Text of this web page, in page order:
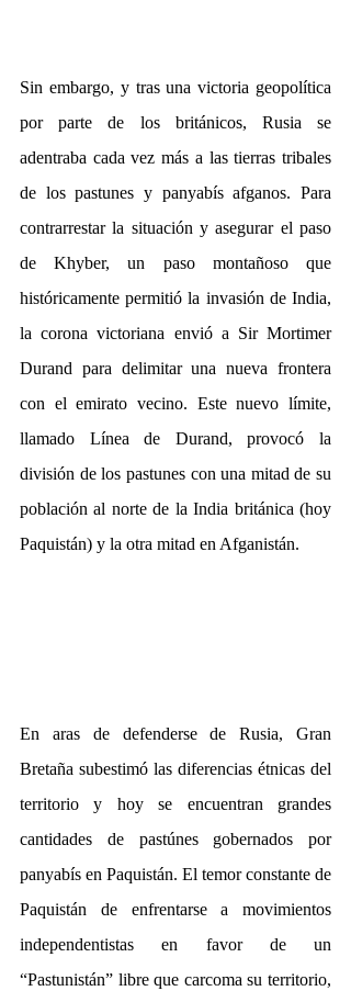
Sin embargo, y tras una victoria geopolítica
por parte de los británicos, Rusia se
adentraba cada vez más a las tierras tribales
de los pastunes y panyabís afganos. Para
contrarrestar la situación y asegurar el paso
de Khyber, un paso montañoso que
históricamente permitió la invasión de India,
la corona victoriana envió a Sir Mortimer
Durand para delimitar una nueva frontera
con el emirato vecino. Este nuevo límite,
llamado Línea de Durand, provocó la
división de los pastunes con una mitad de su
población al norte de la India británica (hoy
Paquistán) y la otra mitad en Afganistán.
En aras de defenderse de Rusia, Gran
Bretaña subestimó las diferencias étnicas del
territorio y hoy se encuentran grandes
cantidades de pastúnes gobernados por
panyabís en Paquistán. El temor constante de
Paquistán de enfrentarse a movimientos
independentistas en favor de un
“Pastunistán” libre que carcoma su territorio,